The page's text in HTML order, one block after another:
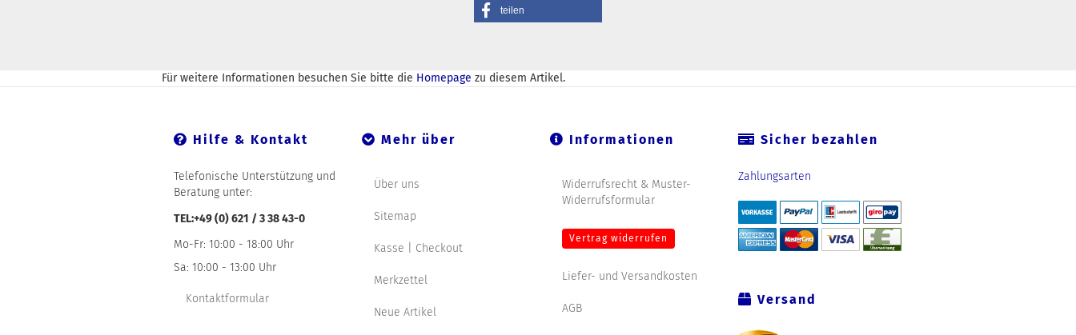
teilen
Für weitere Informationen besuchen Sie bitte die Homepage zu diesem Artikel.
Hilfe & Kontakt
Telefonische Unterstützung und
Beratung unter:
TEL:+49 (0) 621 / 3 38 43-0
Mo-Fr: 10:00 - 18:00 Uhr
Sa: 10:00 - 13:00 Uhr
Kontaktformular
Mehr über
Über uns
Sitemap
Kasse | Checkout
Merkzettel
Neue Artikel
Informationen
Widerrufsrecht & Muster-
Widerrufsformular
Vertrag widerrufen
Liefer- und Versandkosten
AGB
Sicher bezahlen
Zahlungsarten
Versand